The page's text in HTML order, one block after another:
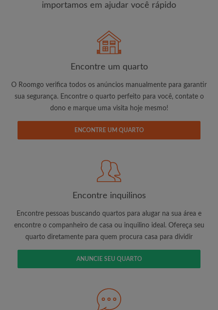
Li, entendi e concordo com os
Termos e Condições de
uso e com a Política de Privadicade
CRIAR PERFIL
É 100% grátis!
Crie uma conta e comece a procurar
Envie mensagens ilimitadas para todos os
Solicite ilimitadas visitas aos quartos
importamos em ajudar você rápido
Encontre um quarto
O Roomgo verifica todos os anúncios manualmente para garantir
sua segurança. Encontre o quarto perfeito para você, contate o
dono e marque uma visita hoje mesmo!
ENCONTRE UM QUARTO
Encontre inquilinos
Encontre pessoas buscando quartos para alugar na sua área e
encontre o companheiro de casa ou inquilino ideal. Ofereça seu
quarto diretamente para quem procura casa para dividir
ANUNCIE SEU QUARTO